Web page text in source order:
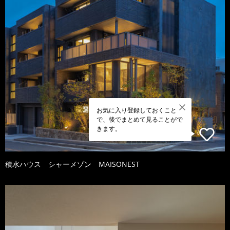
お気に入り登録しておくこと
で、後でまとめて見ることがで
きます。
積水ハウス シャーメゾン MAISONEST